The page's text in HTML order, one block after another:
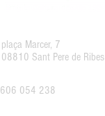
plaça Marcer, 7
08810 Sant Pere de Ribes
606 054 238